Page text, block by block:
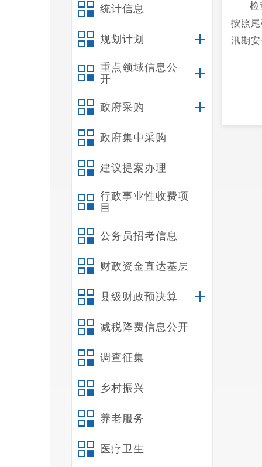
统计信息
规划计划
重点领域信息公
开
政府采购
政府集中采购
建议提案办理
行政事业性收费项
目
公务员招考信息
财政资金直达基层
县级财政预决算
减税降费信息公开
调查征集
乡村振兴
养老服务
医疗卫生
检
按照
汛期